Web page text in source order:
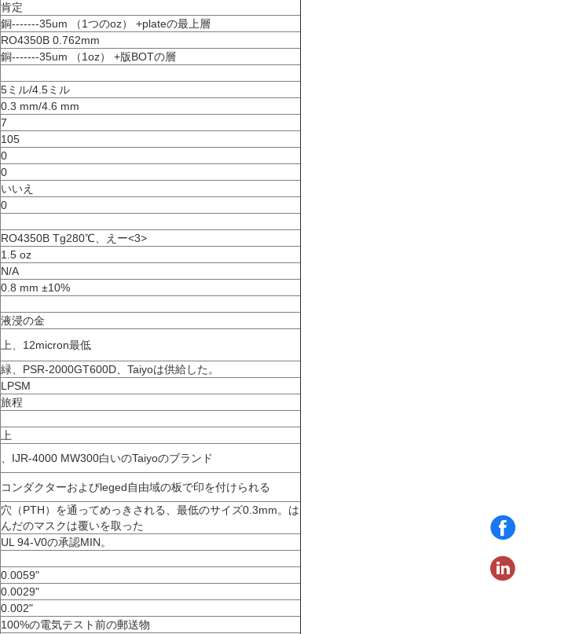
肯定
銅-------35um （1つのoz） +plateの最上層
RO4350B 0.762mm
銅-------35um （1oz） +版BOTの層
5ミル/4.5ミル
0.3 mm/4.6 mm
7
105
0
0
いいえ
0
RO4350B Tg280℃、えー<3>
1.5 oz
N/A
0.8 mm ±10%
液浸の金
上、12micron最低
緑、PSR-2000GT600D、Taiyoは供給した。
LPSM
旅程
上
、IJR-4000 MW300白いのTaiyoのブランド
コンダクターおよびleged自由域の板で印を付けられる
穴（PTH）を通ってめっきされる、最低のサイズ0.3mm。は
んだのマスクは覆いを取った
UL 94-V0の承認MIN。
0.0059"
0.0029"
0.002"
100%の電気テスト前の郵送物